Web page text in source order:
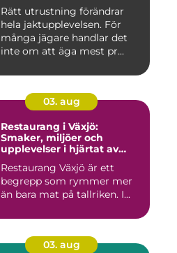
Rätt utrustning förändrar
hela jaktupplevelsen. För
många jägare handlar det
inte om att äga mest pr...
03. aug
Restaurang i Växjö:
Smaker, miljöer och
upplevelser i hjärtat av
Restaurang Växjö är ett
begrepp som rymmer mer
än bara mat på tallriken. I...
03. aug